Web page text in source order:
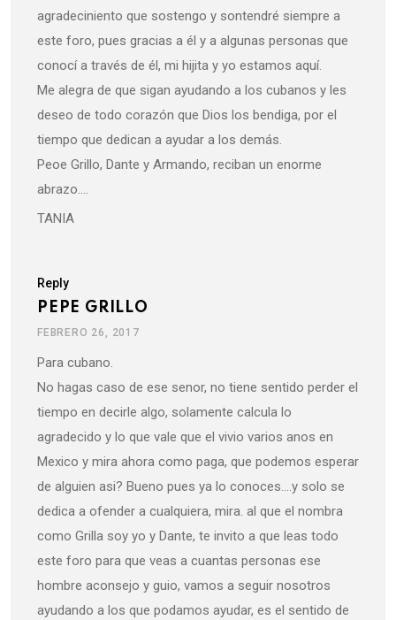
agradeciniento que sostengo y sontendré siempre a
este foro, pues gracias a él y a algunas personas que
conocí a través de él, mi hijita y yo estamos aquí.
Me alegra de que sigan ayudando a los cubanos y les
deseo de todo corazón que Dios los bendiga, por el
tiempo que dedican a ayudar a los demás.
Peoe Grillo, Dante y Armando, reciban un enorme
abrazo….
TANIA
Reply
PEPE GRILLO
FEBRERO 26, 2017
Para cubano.
No hagas caso de ese senor, no tiene sentido perder el
tiempo en decirle algo, solamente calcula lo
agradecido y lo que vale que el vivio varios anos en
Mexico y mira ahora como paga, que podemos esperar
de alguien asi? Bueno pues ya lo conoces….y solo se
dedica a ofender a cualquiera, mira. al que el nombra
como Grilla soy yo y Dante, te invito a que leas todo
este foro para que veas a cuantas personas ese
hombre aconsejo y guio, vamos a seguir nosotros
ayudando a los que podamos ayudar, es el sentido de